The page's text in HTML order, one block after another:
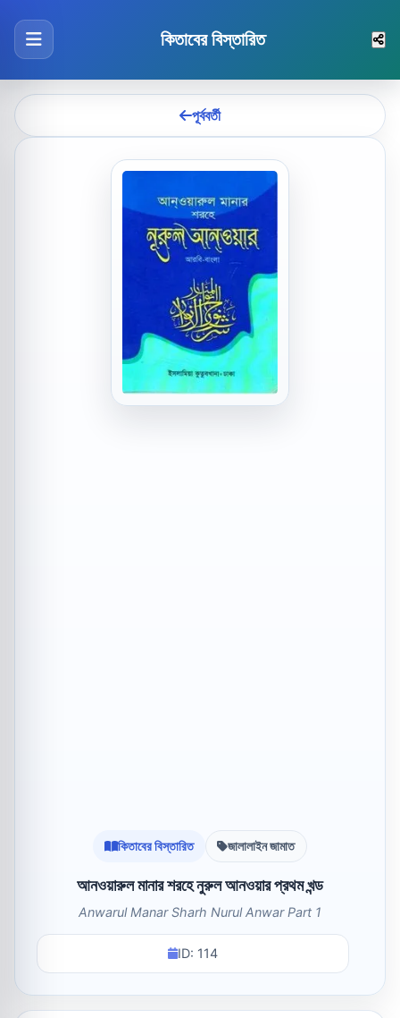
কিতাবের বিস্তারিত
পূর্ববর্তী
কিতাবের বিস্তারিত জালালাইন জামাত
আনওয়ারুল মানার শরহে নুরুল আনওয়ার প্রথম খন্ড
Anwarul Manar Sharh Nurul Anwar Part 1
ID: 114